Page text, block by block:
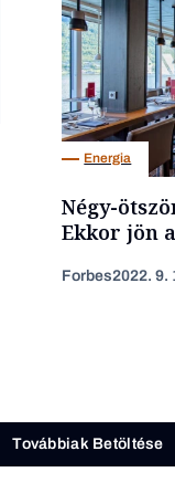
Energia
Négy-
Ekkor jön
Forbes2022. 9.
Továbbiak Betöltése